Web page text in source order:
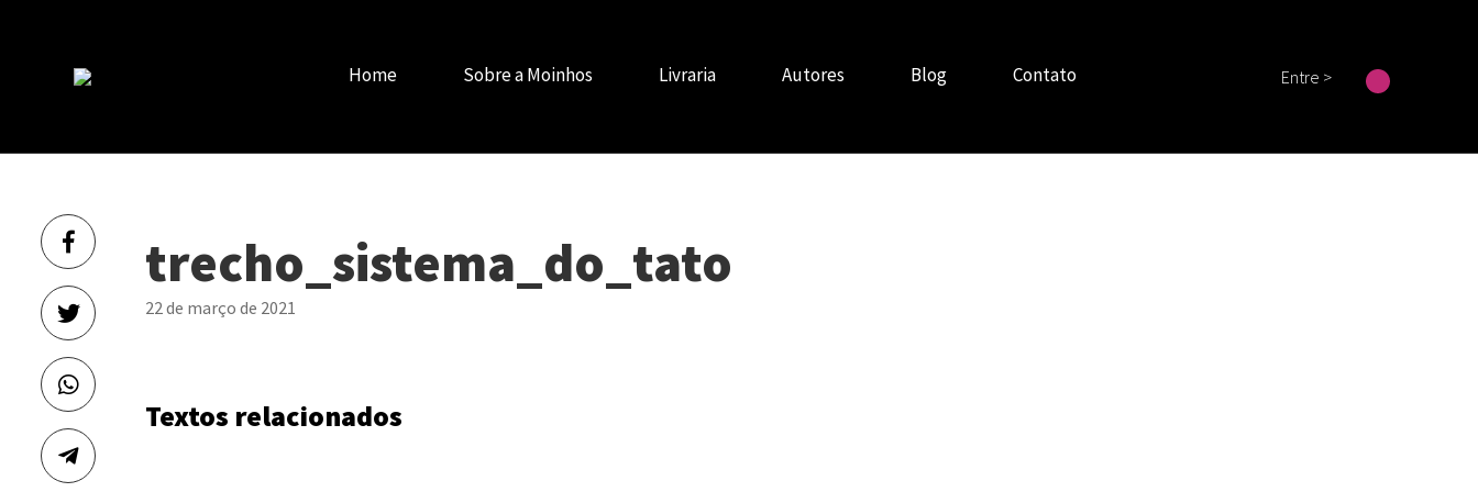
Home Sobre a Moinhos Livraria Autores Blog Contato Entre >
trecho_sistema_do_tato
22 de março de 2021
Textos relacionados